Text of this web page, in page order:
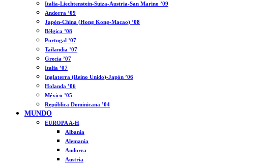
Italia-Liechtenstein-Suiza-Austria-San Marino ’09
Andorra ’09
Japón-China (Hong Kong-Macao) ’08
Bélgica ’08
Portugal ’07
Tailandia ’07
Grecia ’07
Italia ’07
Inglaterra (Reino Unido)-Japón ’06
Holanda ’06
México ’05
República Dominicana ’04
MUNDO
EUROPA A-H
Albania
Alemania
Andorra
Austria